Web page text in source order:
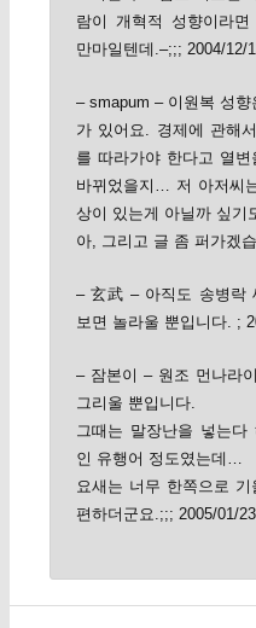
람이 개혁적 성향이라
만마일텐데.–;;; 2004/12/
– smapum – 이원복 성
가 있어요. 경제에 관해
를 따라가야 한다고 열
바뀌었을지… 저 아저씨
상이 있는게 아닐까 싶기
아, 그리고 글 좀 퍼가겠
– 玄武 – 아직도 송병락
보면 놀라울 뿐입니다. ;
– 잠본이 – 원조 먼나라
그리울 뿐입니다.
그때는 말장난을 넣는
인 유행어 정도였는데…
요새는 너무 한쪽으로
편하더군요.;;; 2005/01/